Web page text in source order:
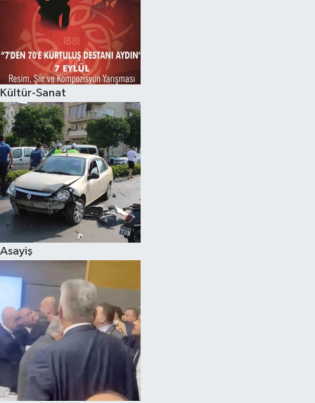
Kültür-Sanat
Asayiş